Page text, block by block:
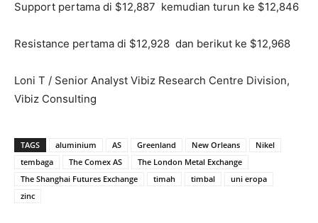
Support pertama di $12,887 kemudian turun ke $12,846
Resistance pertama di $12,928 dan berikut ke $12,968
Loni T / Senior Analyst Vibiz Research Centre Division,
Vibiz Consulting
TAGS aluminium AS Greenland New Orleans
Nikel
tembaga
The Comex AS
The London Metal Exchange
The Shanghai Futures Exchange
timah timbal
uni eropa
zinc